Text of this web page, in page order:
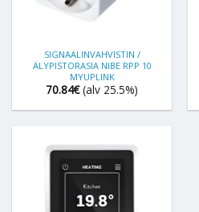
SIGNAALINVAHVISTIN /
ÄLYPISTORASIA NIBE RPP 10
MYUPLINK
70.84€ (alv 25.5%)